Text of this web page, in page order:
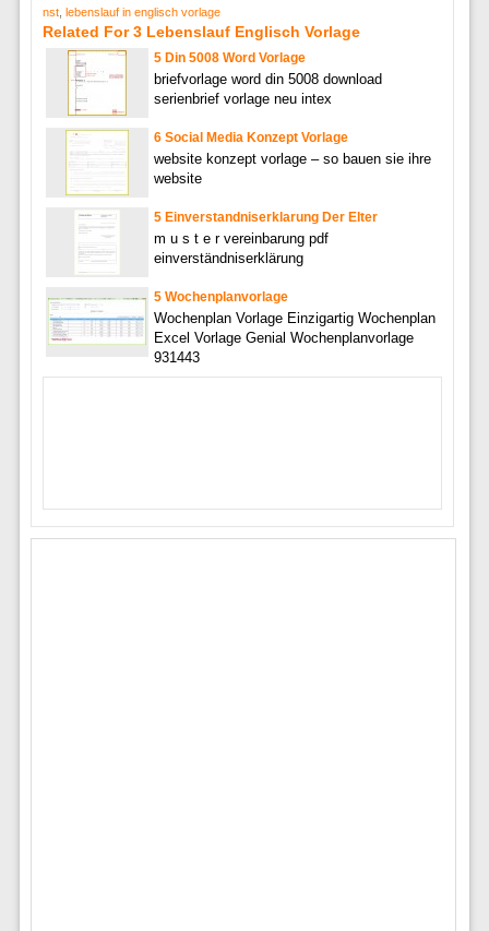
nst, lebenslauf in englisch vorlage
Related For 3 Lebenslauf Englisch Vorlage
5 Din 5008 Word Vorlage
briefvorlage word din 5008 download
serienbrief vorlage neu intex
6 Social Media Konzept Vorlage
website konzept vorlage – so bauen sie ihre
website
5 Einverstandniserklarung Der Elter
m u s t e r vereinbarung pdf
einverständniserklärung
5 Wochenplanvorlage
Wochenplan Vorlage Einzigartig Wochenplan
Excel Vorlage Genial Wochenplanvorlage
931443